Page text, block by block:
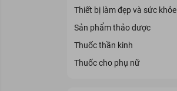
Thiết bị làm đẹp và sức khỏe
Sản phẩm thảo dược
Thuốc thần kinh
Thuốc cho phụ nữ